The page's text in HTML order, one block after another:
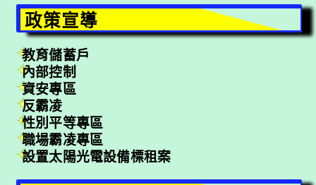
政策宣導
教育儲蓄戶
內部控制
資安專區
反霸凌
性別平等專區
職場霸凌專區
設置太陽光電設備標租案